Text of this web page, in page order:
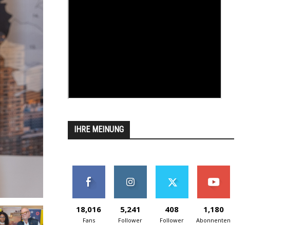
IHRE MEINUNG
18,016
Fans
5,241
Follower
408
Follower
1,180
Abonnenten